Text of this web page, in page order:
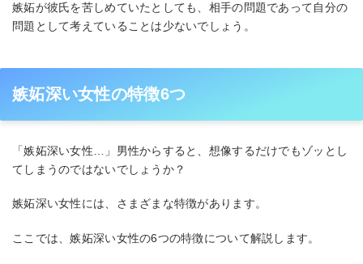
嫉妬が彼氏を苦しめていたとしても、相手の問題であって自分の
問題として考えていることは少ないでしょう。
嫉妬深い女性の特徴6つ
「嫉妬深い女性…」男性からすると、想像するだけでもゾッとし
てしまうのではないでしょうか？
嫉妬深い女性には、さまざまな特徴があります。
ここでは、嫉妬深い女性の6つの特徴について解説します。